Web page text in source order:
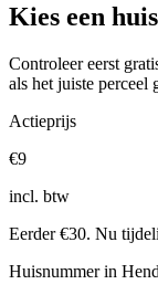
Kies een
Controleer eerst
als het juiste perceel
Actieprijs
€9
incl. btw
Eerder €30. Nu
Huisnummer in